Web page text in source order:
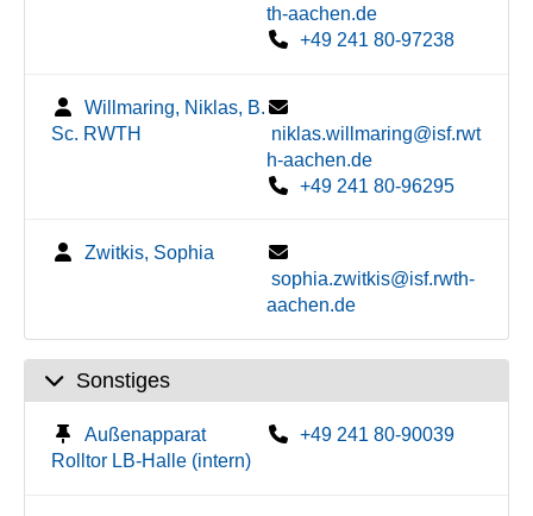
th-aachen.de
+49 241 80-97238
Willmaring, Niklas, B.
Sc. RWTH
niklas.willmaring@isf.rwt
h-aachen.de
+49 241 80-96295
Zwitkis, Sophia
sophia.zwitkis@isf.rwth-
aachen.de
Sonstiges
Außenapparat
Rolltor LB-Halle (intern)
+49 241 80-90039